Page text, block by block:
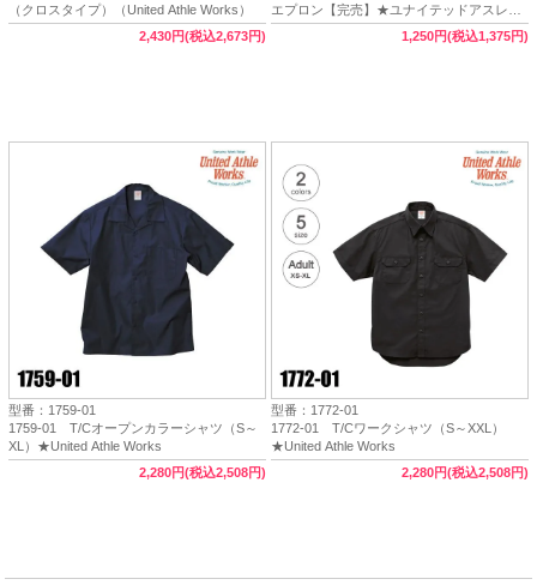
（クロスタイプ）（United Athle Works）
2,430円(税込2,673円)
エプロン【完売】★ユナイテッドアスレワ
ークス（United Athle Works）
1,250円(税込1,375円)
型番：1759-01
1759-01 T/Cオープンカラーシャツ（S～
XL）★United Athle Works
2,280円(税込2,508円)
型番：1772-01
1772-01 T/Cワークシャツ（S～XXL）
★United Athle Works
2,280円(税込2,508円)